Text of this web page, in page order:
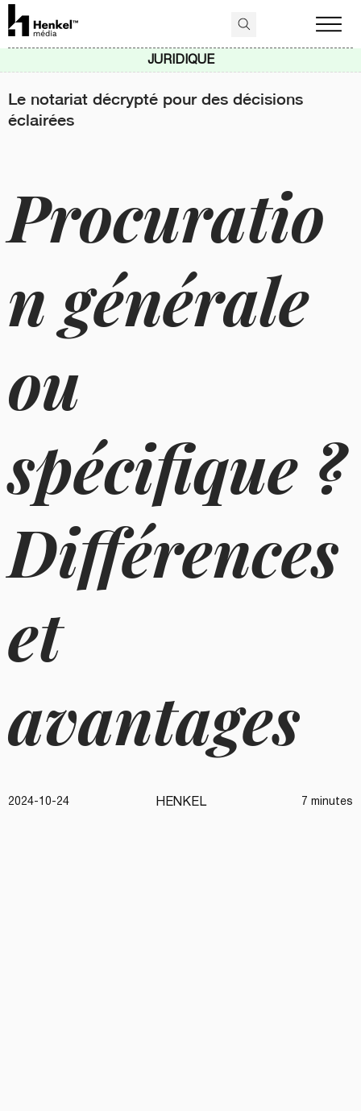
Le notariat décrypté pour des décisions
éclairées
Procuratio
n générale
ou
spécifique ?
Différences
et
avantages
2024-10-24 HENKEL 7 minutes
JURIDIQUE